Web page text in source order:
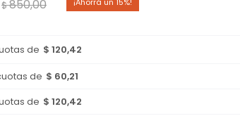
$850,00 15
de $ 120,42
de $ 60,21
de $ 120,42